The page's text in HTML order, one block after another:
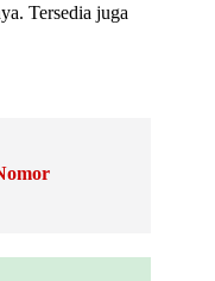
Tersedia juga